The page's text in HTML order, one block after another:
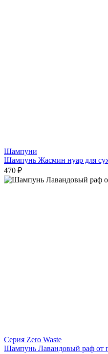
Шампуни
Шампунь Жасмин нуар для
470 ₽
Серия Zero Waste
Шампунь Лавандовый раф от